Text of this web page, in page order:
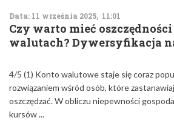
Data: 11 września 2025, 11:01
Czy warto mieć
walutach? Dywersyfikacja
4/5 (1) Konto walutowe staje się coraz
rozwiązaniem wśród osób, które
oszczędzać. W obliczu niepewności
kursów ...